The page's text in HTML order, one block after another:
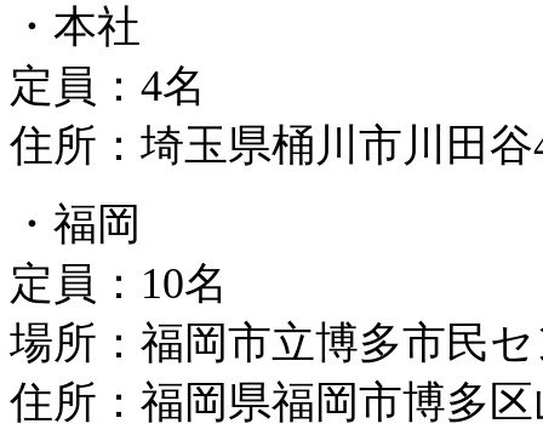
・本社
定員：4名
住所：埼玉県桶川市川田谷
・福岡
定員：10名
場所：福岡市立博多市民
住所：福岡県福岡市博多区